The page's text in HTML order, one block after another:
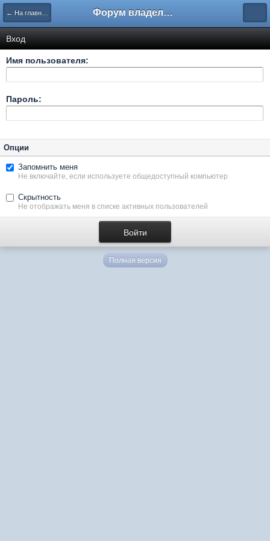
← На главную Форум владельцев интернет-магазинов
Вход
Имя пользователя:
Пароль:
Опции
Запомнить меня
Не включайте, если используете общедоступный компьютер
Скрытность
Не отображать меня в списке активных пользователей
Полная версия